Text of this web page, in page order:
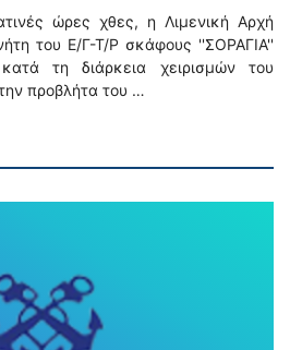
ώρες χθες, η Λιμενική Αρχή
του Ε/Γ-Τ/Ρ σκάφους ''ΣΟΡΑΓΙΑ''
τη διάρκεια χειρισμών του
προβλήτα του …